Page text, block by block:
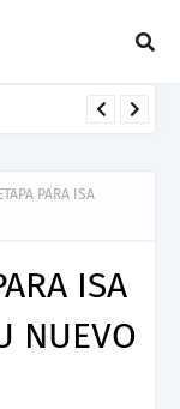
PARA ISA
ISA
NUEVO